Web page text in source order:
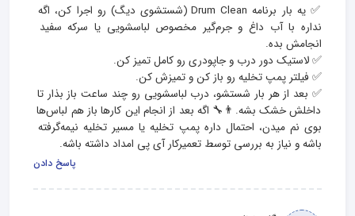
✅ یه بار برنامه Drum Clean (شستشوی دیگ) رو اجرا کن، اگه
نداره با آب داغ و جرم‌گیر مخصوص لباسشویی یا سرکه سفید
✅ بعد از هر بار شستشو، درب لباسشویی رو چند ساعت باز بذار تا
داخلش خشک بشه.👨‍🔧 اگه بعد از انجام این کارها باز هم لباس‌ها
بوی نم میدن، احتمال داره پمپ تخلیه یا مسیر تخلیه نیمه‌گرفته
باشه و نیاز به بررسی توسط تعمیرکار آی پی امداد داشته باشه.
پاسخ دادن